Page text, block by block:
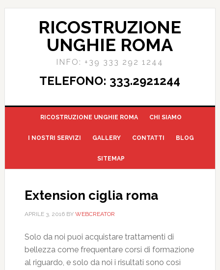
RICOSTRUZIONE
UNGHIE ROMA
INFO: +39 333 292 1244
TELEFONO: 333.2921244
RICOSTRUZIONE UNGHIE ROMA CHI SIAMO
I NOSTRI SERVIZI GALLERY CONTATTI BLOG
SITEMAP
Extension ciglia roma
APRILE 3, 2016BY WEBCREATOR
Solo da noi puoi acquistare trattamenti di
bellezza come frequentare corsi di formazione
al riguardo, e solo da noi i risultati sono così